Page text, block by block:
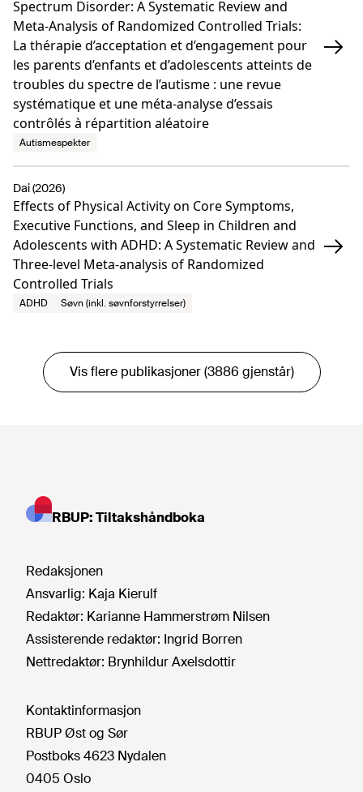
Spectrum Disorder: A Systematic Review and
Meta-Analysis of Randomized Controlled Trials:
La thérapie d’acceptation et d’engagement pour
les parents d’enfants et d’adolescents atteints de
troubles du spectre de l’autisme : une revue
systématique et une méta-analyse d’essais
contrôlés à répartition aléatoire
Autismespekter
Effects of Physical Activity on Core Symptoms,
Executive Functions, and Sleep in Children and
Adolescents with ADHD: A Systematic Review and
Three-level Meta-analysis of Randomized
Controlled Trials
Dai (2026)
ADHD Søvn (inkl. søvnforstyrrelser)
Vis flere publikasjoner (3886 gjenstår)
RBUP: Tiltakshåndboka
Redaksjonen
Ansvarlig: Kaja Kierulf
Redaktør: Karianne Hammerstrøm Nilsen
Assisterende redaktør: Ingrid Borren
Nettredaktør: Brynhildur Axelsdottir
Kontaktinformasjon
RBUP Øst og Sør
Postboks 4623 Nydalen
0405 Oslo